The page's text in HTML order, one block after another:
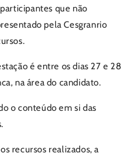
que não
pela Cesgranrio
é entre os dias 27 e 28
na área do candidato.
o conteúdo em si das
recursos realizados, a